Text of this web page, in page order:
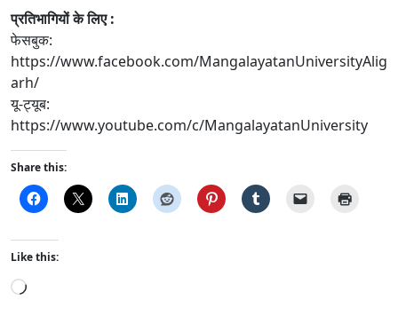
प्रतिभागियों के लिए :
फेसबुक:
https://www.facebook.com/MangalayatanUniversityAlig
arh/
यू-ट्यूब:
https://www.youtube.com/c/MangalayatanUniversity
Share this:
Like this:
L